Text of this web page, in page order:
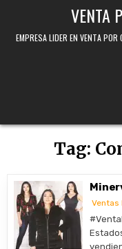
VENTA
EMPRESA LIDER EN VENTA
Tag:
Ventas